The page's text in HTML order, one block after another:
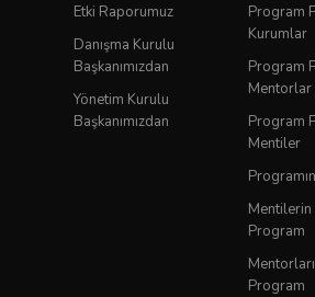
Etki Raporumuz
Danışma Kurulu
Başkanımızdan
Yönetim Kurulu
Başkanımızdan
Program
Kurumlar
Program
Mentorlar
Program
Mentiler
Mentilerin
Program
Program